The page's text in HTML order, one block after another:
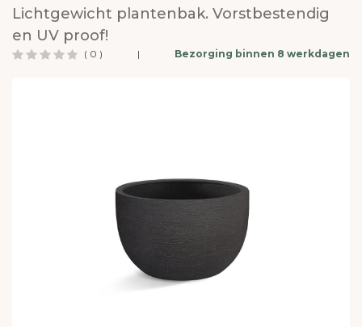
Lichtgewicht plantenbak. Vorstbestendig
en UV proof!
( 0 ) | Bezorging binnen 8 werkdagen